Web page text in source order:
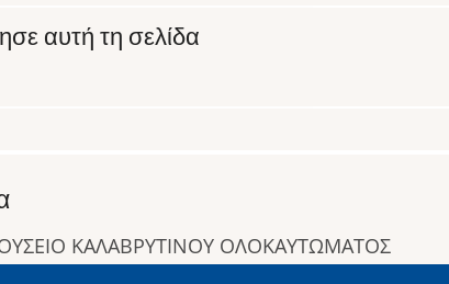
αυτή τη σελίδα
ΚΑΛΑΒΡΥΤΙΝΟΥ ΟΛΟΚΑΥΤΩΜΑΤΟΣ